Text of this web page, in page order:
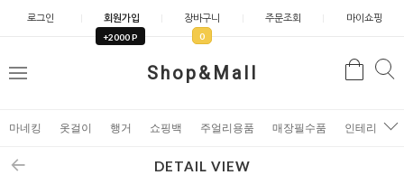
로그인 회원가입
+2000 P
장바구니
0
주문조회 마이쇼핑
Shop&Mall
메
검
마네킹 옷걸이 행거 쇼핑백 주얼리용품 매장필수품 인테리어소
DETAIL VIEW